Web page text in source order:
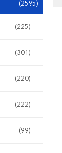
(2595)
(225)
(301)
(220)
(222)
(99)